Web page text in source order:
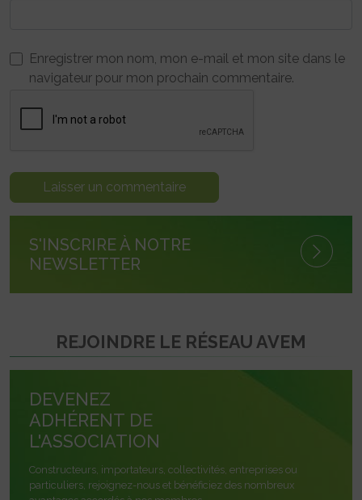
Enregistrer mon nom, mon e-mail et mon site dans le
navigateur pour mon prochain commentaire.
S'INSCRIRE À NOTRE
NEWSLETTER
REJOINDRE LE RÉSEAU AVEM
DEVENEZ
ADHÉRENT DE
L'ASSOCIATION
Constructeurs, importateurs, collectivités, entreprises ou
particuliers, rejoignez-nous et bénéficiez des nombreux